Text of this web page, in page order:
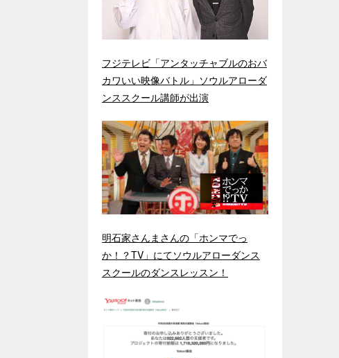
フジテレビ「アンタッチャブルのおバ
カワいい映像バトル」ソウルアローダ
ンススクール講師が出演
明石家さんまさんの「ホンマでっ
か！？TV」にてソウルアローダンス
スクールのダンスレッスン！